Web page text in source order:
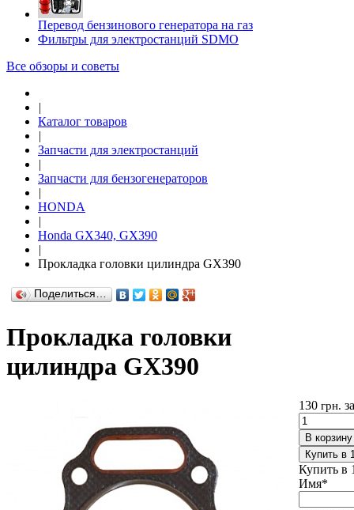
Перевод бензинового генератора на газ
Фильтры для электростанций SDMO
Все обзоры и советы
|
Каталог товаров
|
Запчасти для электростанций
|
Запчасти для бензогенераторов
|
HONDA
|
Honda GX340, GX390
|
Прокладка головки цилиндра GX390
Поделиться…
Прокладка головки
цилиндра GX390
130 грн.
В корзину
Купить в
Купить в
Имя*